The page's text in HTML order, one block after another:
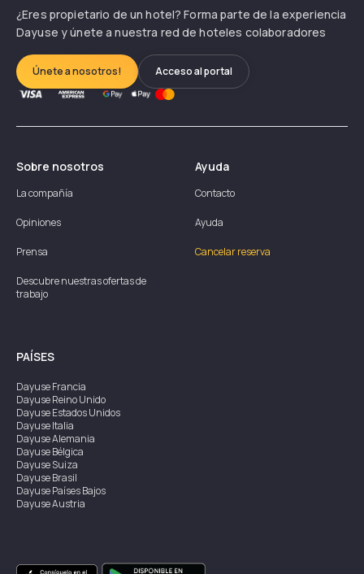
¿Eres propietario de un hotel? Forma parte de la experiencia
Dayuse y únete a nuestra red de hoteles colaboradores
Únete a nosotros! Acceso al portal
Sobre nosotros
La compañía
Opiniones
Prensa
Descubre nuestras ofertas de
trabajo
Ayuda
Contacto
Ayuda
Cancelar reserva
PAÍSES
DayuseFrancia
DayuseReino Unido
DayuseEstados Unidos
DayuseItalia
DayuseAlemania
DayuseBélgica
DayuseSuiza
DayuseBrasil
DayusePaíses Bajos
DayuseAustria
DayuseSingapur